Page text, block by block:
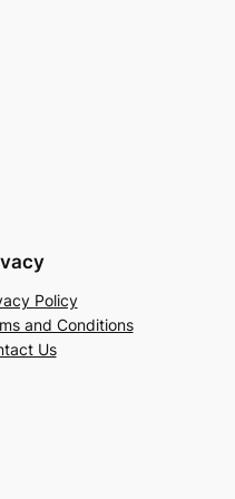
Policy
and Conditions
Us